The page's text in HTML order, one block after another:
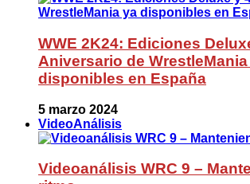
WWE 2K24: Ediciones
Aniversario de
disponibles en España
5 marzo 2024
VideoAnálisis
Videoanálisis WRC 9 –